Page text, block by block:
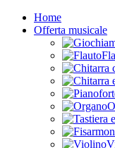
Home
Offerta musicale